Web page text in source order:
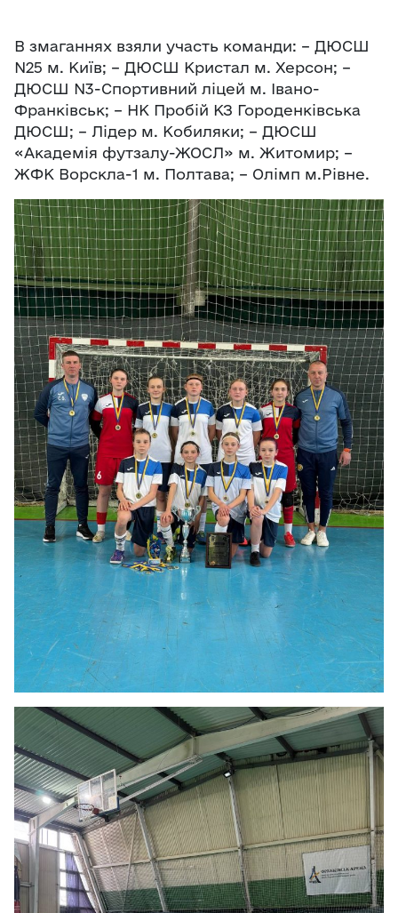
В змаганнях взяли участь команди: – ДЮСШ
N25 м. Київ; – ДЮСШ Кристал м. Херсон; –
ДЮСШ N3-Спортивний ліцей м. Івано-
Франківськ; – НК Пробій КЗ Городенківська
ДЮСШ; – Лідер м. Кобиляки; – ДЮСШ
«Академія футзалу-ЖОСЛ» м. Житомир; –
ЖФК Ворскла-1 м. Полтава; – Олімп м.Рівне.